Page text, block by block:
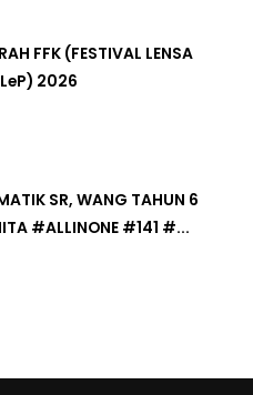
FFK (FESTIVAL LENSA
2026
SR, WANG TAHUN 6
#ALLINONE #141 #...